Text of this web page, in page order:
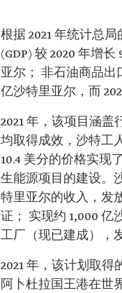
根据 2021 年统计总
(GDP) 较 2020 年增
亚尔； 非石油商品出
亿沙特里亚尔，而
2021 年，该项目涵
均取得成效，沙特工
10.4 美分的价格实现
生能源项目的建设。
特里亚尔的收入，发
证； 实现约 1,000 亿
工厂（现已建成），
2021 年，该计划取
阿卜杜拉国王港在世